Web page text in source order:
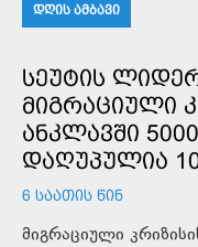
ᲓᲦᲘᲡ ᲐᲛᲑᲐᲕᲘ
ᲡᲔᲣᲢᲘᲡ
ᲛᲘᲒᲠᲐᲪᲘᲣᲚᲘ
ᲐᲜᲙᲚᲐᲕᲨᲘ
ᲓᲐᲦᲣᲞᲣᲚᲘᲐ
6 ᲡᲐᲐᲗᲘᲡ ᲬᲘᲜ
მიგრაციული